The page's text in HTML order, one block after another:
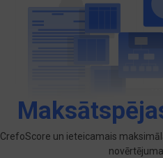
CrefoScore un ieteicamais